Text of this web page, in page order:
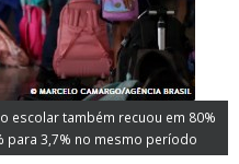
escolar também recuou em 80%
para 3,7% no mesmo período